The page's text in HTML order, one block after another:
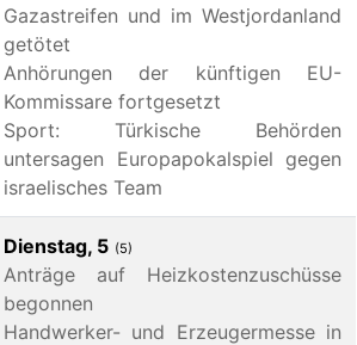
Gazastreifen und im Westjordanland
getötet
Anhörungen der künftigen EU-
Kommissare fortgesetzt
Sport: Türkische Behörden
untersagen Europapokalspiel gegen
israelisches Team
Dienstag, 5 (5)
Anträge auf Heizkostenzuschüsse
begonnen
Handwerker- und Erzeugermesse in